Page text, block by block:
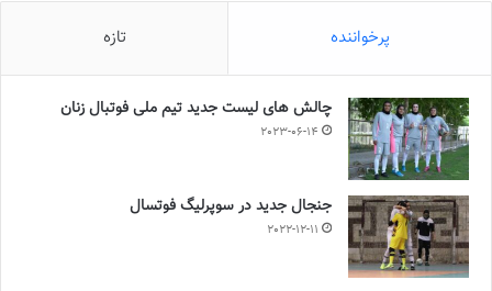
پرخواننده تازه
چالش هاى ليست جدید تيم ملى فوتبال زنان
2023-06-14
جنجال جدید در سوپرلیگ فوتسال
2022-12-11